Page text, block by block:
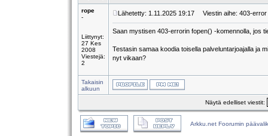
rope
-
Liittynyt:
27 Kes
2008
Viestejä:
2
Lähetetty: 1.11.2025 19:17 Viestin aihe: 403-error
Saan mystisen 403-errorin fopen() -komennolla, jos
Testasin samaa koodia toisella palveluntarjoajalla ja
nyt vikaan?
Takaisin
alkuun
Näytä edelliset viestit:
Arkku.net Foorumin